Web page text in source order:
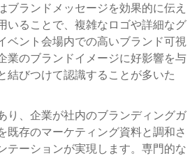
ランドメッセージを効果的に伝え
いることで、複雑なロゴや詳細なグ
ベント会場内での高いブランド可視
業のブランドイメージに好影響を与
結びつけて認識することが多いた
り、企業が社内のブランディングガ
既存のマーケティング資料と調和さ
テーションが実現します。専門的な